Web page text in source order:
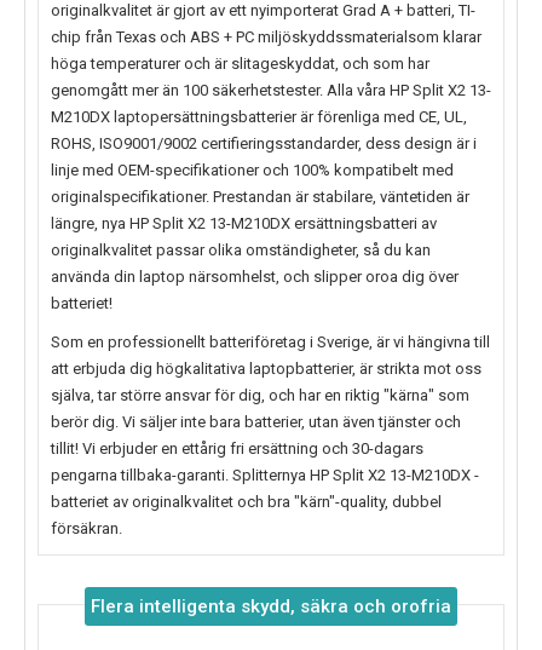
originalkvalitet är gjort av ett nyimporterat Grad A + batteri, TI-
chip från Texas och ABS + PC miljöskyddssmaterialsom klarar
höga temperaturer och är slitageskyddat, och som har
genomgått mer än 100 säkerhetstester. Alla våra HP Split X2 13-
M210DX laptopersättningsbatterier är förenliga med CE, UL,
ROHS, ISO9001/9002 certifieringsstandarder, dess design är i
linje med OEM-specifikationer och 100% kompatibelt med
originalspecifikationer. Prestandan är stabilare, väntetiden är
längre, nya HP Split X2 13-M210DX ersättningsbatteri av
originalkvalitet passar olika omständigheter, så du kan
använda din laptop närsomhelst, och slipper oroa dig över
batteriet!
Som en professionellt batteriföretag i Sverige, är vi hängivna till
att erbjuda dig högkalitativa laptopbatterier, är strikta mot oss
själva, tar större ansvar för dig, och har en riktig "kärna" som
berör dig. Vi säljer inte bara batterier, utan även tjänster och
tillit! Vi erbjuder en ettårig fri ersättning och 30-dagars
pengarna tillbaka-garanti. Splitternya HP Split X2 13-M210DX -
batteriet av originalkvalitet och bra "kärn"-quality, dubbel
försäkran.
Flera intelligenta skydd, säkra och orofria